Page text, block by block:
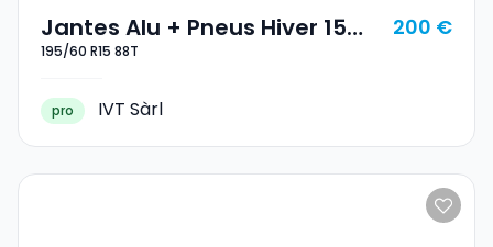
Jantes Alu + Pneus Hiver 15
195/60 R15 88T
195/60 R15 88T
200 €
pro IVT Sàrl